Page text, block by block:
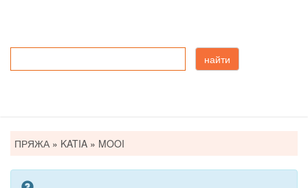
найти
здесь
ПРЯЖА » KATIA » MOOI